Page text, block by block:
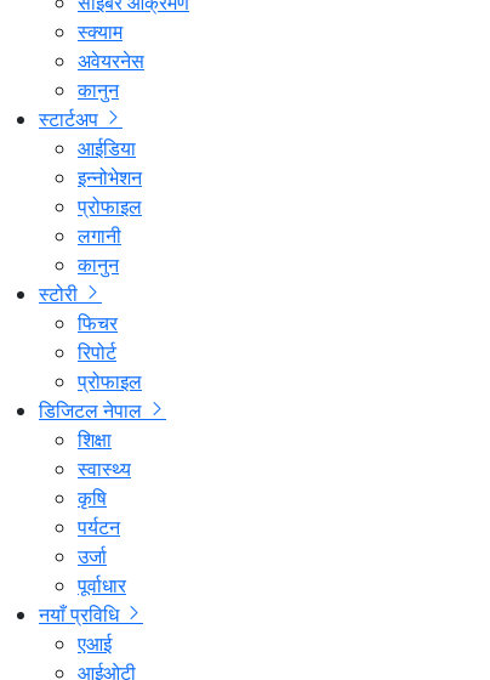
स्क्याम
अवेयरनेस
कानुन
स्टार्टअप
आईडिया
इन्नोभेशन
प्रोफाइल
लगानी
कानुन
स्टोरी
फिचर
रिपोर्ट
प्रोफाइल
डिजिटल नेपाल
शिक्षा
स्वास्थ्य
कृषि
पर्यटन
उर्जा
पूर्वाधार
नयाँ प्रविधि
एआई
आईओटी